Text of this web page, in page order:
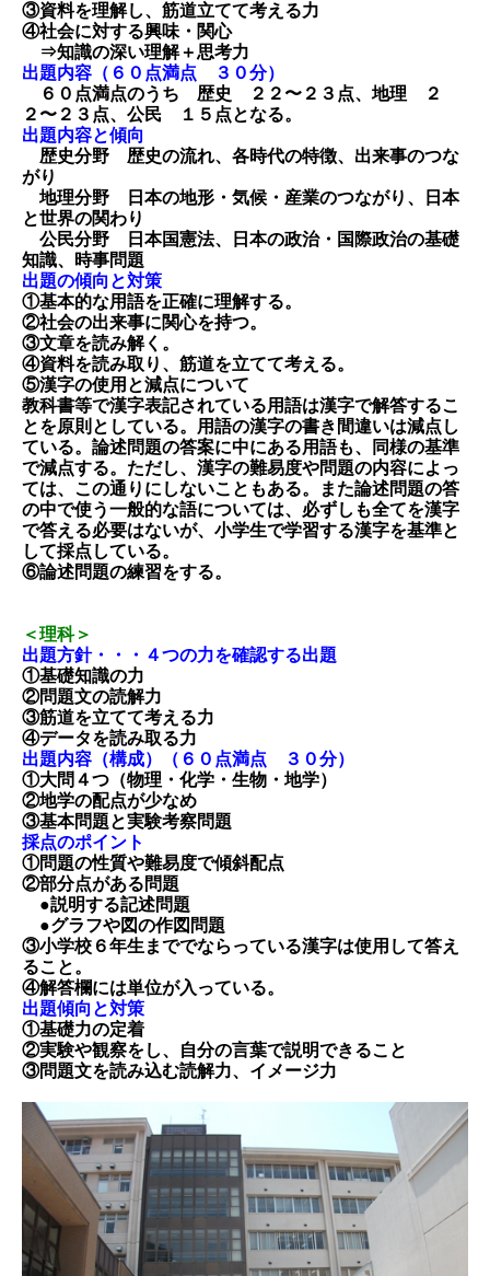
③資料を理解し、筋道立てて考える力
④社会に対する興味・関心
⇒知識の深い理解＋思考力
出題内容（６０点満点 ３０分）
６０点満点のうち 歴史 ２２〜２３点、地理 ２
２〜２３点、公民 １５点となる。
出題内容と傾向
歴史分野 歴史の流れ、各時代の特徴、出来事のつな
がり
地理分野 日本の地形・気候・産業のつながり、日本
と世界の関わり
公民分野 日本国憲法、日本の政治・国際政治の基礎
知識、時事問題
出題の傾向と対策
①基本的な用語を正確に理解する。
②社会の出来事に関心を持つ。
③文章を読み解く。
④資料を読み取り、筋道を立てて考える。
⑤漢字の使用と減点について
教科書等で漢字表記されている用語は漢字で解答するこ
とを原則としている。用語の漢字の書き間違いは減点し
ている。論述問題の答案に中にある用語も、同様の基準
で減点する。ただし、漢字の難易度や問題の内容によっ
ては、この通りにしないこともある。また論述問題の答
の中で使う一般的な語については、必ずしも全てを漢字
で答える必要はないが、小学生で学習する漢字を基準と
して採点している。
⑥論述問題の練習をする。
＜理科＞
出題方針・・・４つの力を確認する出題
①基礎知識の力
②問題文の読解力
③筋道を立てて考える力
④データを読み取る力
出題内容（構成）（６０点満点 ３０分）
①大問４つ（物理・化学・生物・地学）
②地学の配点が少なめ
③基本問題と実験考察問題
採点のポイント
①問題の性質や難易度で傾斜配点
②部分点がある問題
●説明する記述問題
●グラフや図の作図問題
③小学校６年生まででならっている漢字は使用して答え
ること。
④解答欄には単位が入っている。
出題傾向と対策
①基礎力の定着
②実験や観察をし、自分の言葉で説明できること
③問題文を読み込む読解力、イメージ力